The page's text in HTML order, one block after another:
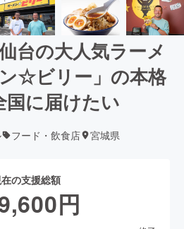
台の大人気ラーメ
☆ビリー」の本格
国に届けたい
フード・飲食店 宮城県
の支援総額
円